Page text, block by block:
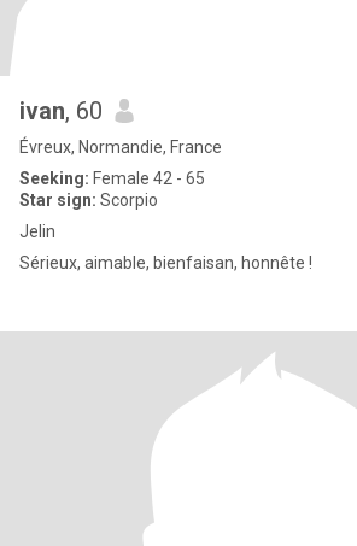
ivan, 60
Évreux, Normandie, France
Seeking: Female 42 - 65
Star sign: Scorpio
Jelin
Sérieux, aimable, bienfaisan, honnête !